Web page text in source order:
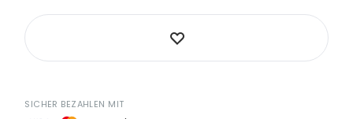
Menge
SICHER BEZAHLEN MIT